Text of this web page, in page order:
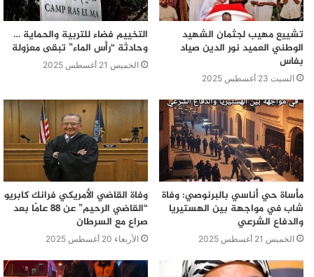
تشييع مهيب لجثمان الشهيد
الوطني العميد نور الدين صياد
بفاس
السبت 23 أغسطس 2025
التخييم فضاء للتربية والحماية …
وحادثة “رأس الماء” تبقى معزولة
الخميس 21 أغسطس 2025
مأساة حي أناسي بالبرنوصي: وفاة
شاب في مواجهة بين الهستيريا
والدفاع الشرعي
الخميس 21 أغسطس 2025
وفاة القاضي الأمريكي فرانك كابريو
“القاضي الرحيم” عن 88 عامًا بعد
صراع مع السرطان
الأربعاء 20 أغسطس 2025